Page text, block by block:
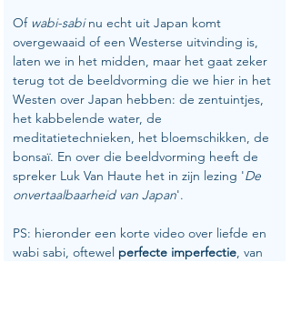
Of wabi-sabi nu echt uit Japan komt
overgewaaid of een Westerse uitvinding is,
laten we in het midden, maar het gaat zeker
terug tot de beeldvorming die we hier in het
Westen over Japan hebben: de zentuintjes,
het kabbelende water, de
meditatietechnieken, het bloemschikken, de
bonsaï. En over die beeldvorming heeft de
spreker Luk Van Haute het in zijn lezing 'De
onvertaalbaarheid van Japan'.
PS: hieronder een korte video over liefde en
wabi sabi, oftewel perfecte imperfectie, van